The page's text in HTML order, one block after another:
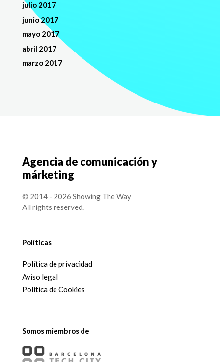
julio 2017
junio 2017
mayo 2017
abril 2017
marzo 2017
Agencia de comunicación y
márketing
© 2014 - 2026 Showing The Way
All rights reserved.
Políticas
Política de privacidad
Aviso legal
Política de Cookies
Somos miembros de